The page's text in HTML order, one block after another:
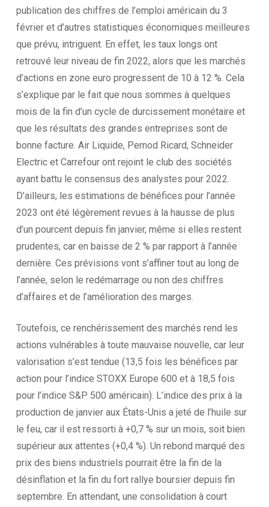
publication des chiffres de l’emploi américain du 3
février et d’autres statistiques économiques meilleures
que prévu, intriguent. En effet, les taux longs ont
retrouvé leur niveau de fin 2022, alors que les marchés
d’actions en zone euro progressent de 10 à 12 %. Cela
s’explique par le fait que nous sommes à quelques
mois de la fin d’un cycle de durcissement monétaire et
que les résultats des grandes entreprises sont de
bonne facture. Air Liquide, Pernod Ricard, Schneider
Electric et Carrefour ont rejoint le club des sociétés
ayant battu le consensus des analystes pour 2022.
D’ailleurs, les estimations de bénéfices pour l’année
2023 ont été légèrement revues à la hausse de plus
d’un pourcent depuis fin janvier, même si elles restent
prudentes, car en baisse de 2 % par rapport à l’année
dernière. Ces prévisions vont s’affiner tout au long de
l’année, selon le redémarrage ou non des chiffres
d’affaires et de l’amélioration des marges.
Toutefois, ce renchérissement des marchés rend les
actions vulnérables à toute mauvaise nouvelle, car leur
valorisation s’est tendue (13,5 fois les bénéfices par
action pour l’indice STOXX Europe 600 et à 18,5 fois
pour l’indice S&P 500 américain). L’indice des prix à la
production de janvier aux États-Unis a jeté de l’huile sur
le feu, car il est ressorti à +0,7 % sur un mois, soit bien
supérieur aux attentes (+0,4 %). Un rebond marqué des
prix des biens industriels pourrait être la fin de la
désinflation et la fin du fort rallye boursier depuis fin
septembre. En attendant, une consolidation à court